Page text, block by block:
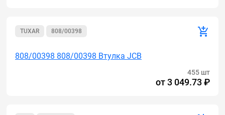
TUXAR 808/00398
808/00398 808/00398 Втулка JCB
455 шт
от3 049.73 ₽